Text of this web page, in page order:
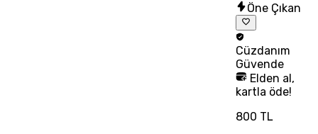
Öne Çıkan
Cüzdanım
Güvende
Elden al,
kartla öde!
800 TL